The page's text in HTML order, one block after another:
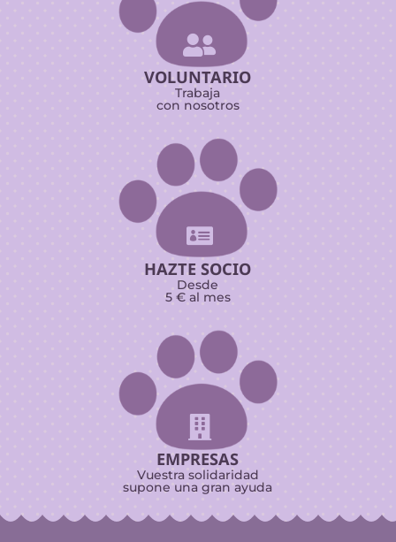

VOLUNTARIO
Trabaja
con nosotros

HAZTE SOCIO
Desde
5 € al mes

EMPRESAS
Vuestra solidaridad
supone una gran ayuda